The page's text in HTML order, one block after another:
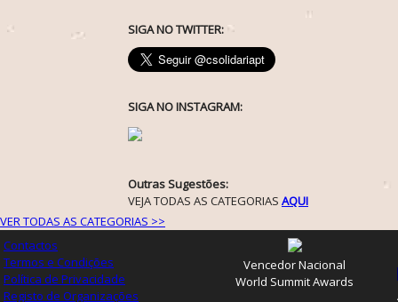
SIGA NO TWITTER:
SIGA NO INSTAGRAM:
Outras Sugestões:
VEJA TODAS AS CATEGORIAS AQUI
VER TODAS AS CATEGORIAS >>
Contactos
Termos e Condições
Política de Privacidade
Registo de Organizações
Vencedor Nacional
World Summit Awards